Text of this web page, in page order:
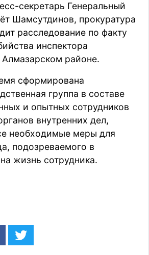
секретарь Генеральный
Шамсутдинов, прокуратура
расследование по факту
инспектора
районе.
сформирована
группа в составе
и опытных сотрудников
внутренних дел,
необходимые меры для
подозреваемого в
жизнь сотрудника.